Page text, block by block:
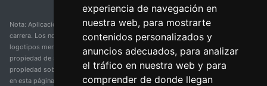
experiencia de navegación en
nuestra web, para mostrarte
contenidos personalizados y
anuncios adecuados, para analizar
el tráfico en nuestra web y para
comprender de donde llegan
Nota: Aplicación y web no oficial y no relacionada con ninguna organización o
carrera. Los nombres de equipos, competiciones, marcas comerciales y
logotipos mencionados en esta página de resultados de ciclismo son
propiedad de sus respectivos dueños. No tenemos afiliación, patrocinio ni
propiedad sobre estas marcas comerciales. Toda la información proporcionada
en esta página se presenta únicamente con fines informativos y para la